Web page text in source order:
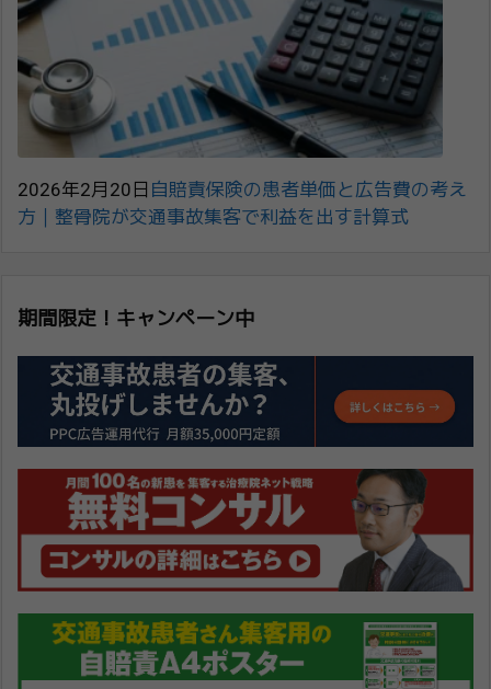
2026年2月20日 自賠責保険の患者単価と広告費の考え
方｜整骨院が交通事故集客で利益を出す計算式
期間限定！キャンペーン中